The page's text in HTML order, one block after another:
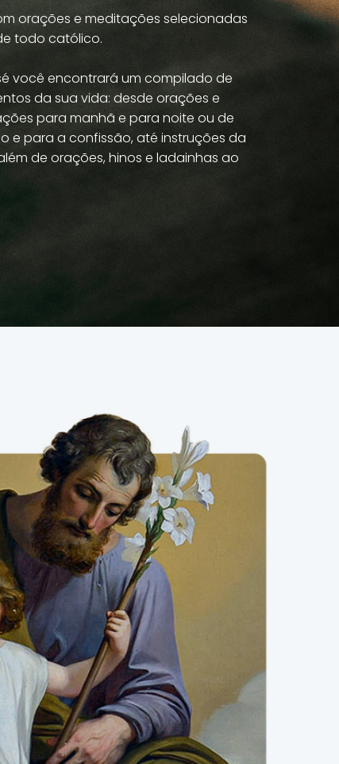
orações e meditações selecionadas
todo católico.
você encontrará um compilado de
da sua vida: desde orações e
para manhã e para noite ou de
e para a confissão, até instruções da
de orações, hinos e ladainhas ao